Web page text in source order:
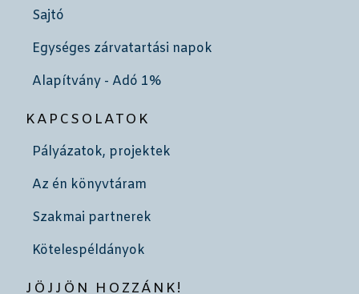
Sajtó
Egységes zárvatartási napok
Alapítvány - Adó 1%
KAPCSOLATOK
Pályázatok, projektek
Az én könyvtáram
Szakmai partnerek
Kötelespéldányok
JÖJJÖN HOZZÁNK!